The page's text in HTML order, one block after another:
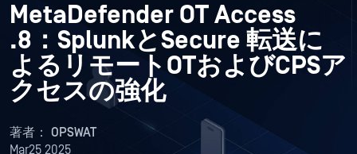
MetaDefender OT Access
.8：SplunkとSecure 転送に
よるリモートOTおよびCPSア
クセスの強化
著者： OPSWAT
Mar25 2025